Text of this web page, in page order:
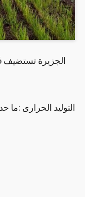
الجزيرة تستضيف 6 ولايات لتقييم زراعة الأرز بالسودان
التوليد الحرارى